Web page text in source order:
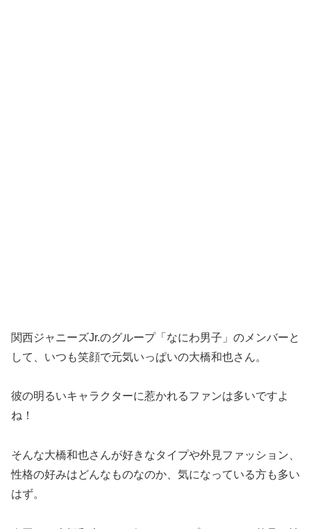
関西ジャニーズJr.のグループ「なにわ男子」のメンバーと
して、いつも笑顔で元気いっぱいの大橋和也さん。
彼の明るいキャラクターに惹かれるファンは多いですよ
ね！
そんな大橋和也さんが好きなタイプや外見ファッション、
性格の好みはどんなものなのか、気になっている方も多い
はず。